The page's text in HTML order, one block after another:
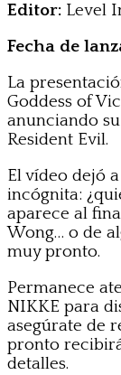
Editor: Level
Fecha de
La
Goddess of
anunciando
Resident Evil.
El vídeo dejó
incógnita:
aparece al
Wong… o de
muy pronto.
Permanece
NIKKE para
asegúrate de
pronto
detalles.